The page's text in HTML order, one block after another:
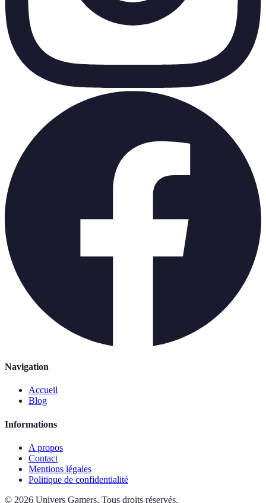
Navigation
Accueil
Blog
Informations
A propos
Contact
Mentions légales
Politique de confidentialité
© 2026 Univers Gamers. Tous droits réservés.